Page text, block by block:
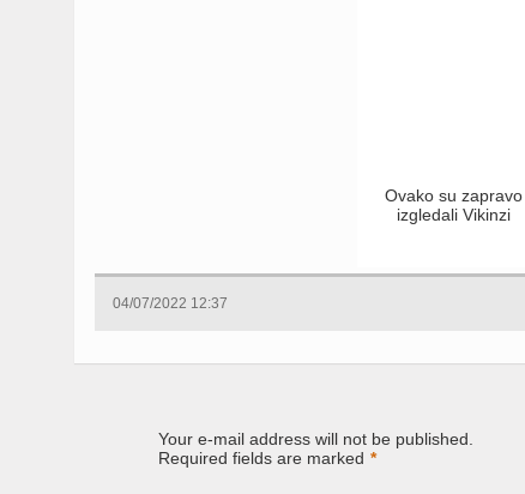
Ovako su zapravo
izgledali Vikinzi
04/07/2022 12:37
Your e-mail address will not be published.
Required fields are marked *